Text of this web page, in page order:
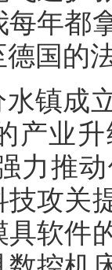
年都
国的
镇成
产业
力推
攻关
软件